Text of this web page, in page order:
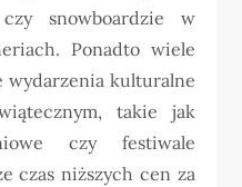
snowboardzie w
Ponadto wiele
wydarzenia kulturalne
takie jak
czy festiwale
czas niższych cen za